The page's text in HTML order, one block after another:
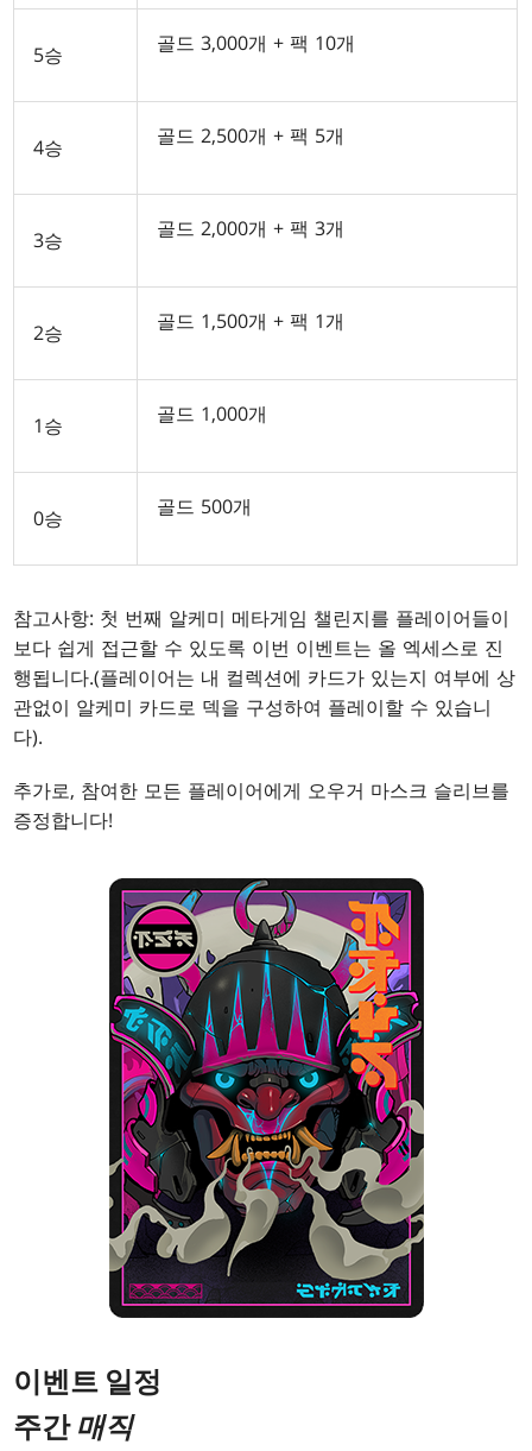
5승 골드 3,000개 + 팩 10개
4승 골드 2,500개 + 팩 5개
3승 골드 2,000개 + 팩 3개
2승 골드 1,500개 + 팩 1개
1승 골드 1,000개
0승 골드 500개
참고사항: 첫 번째 알케미 메타게임 챌린지를 플레이어들이
보다 쉽게 접근할 수 있도록 이번 이벤트는 올 엑세스로 진
행됩니다.(플레이어는 내 컬렉션에 카드가 있는지 여부에 상
관없이 알케미 카드로 덱을 구성하여 플레이할 수 있습니
다).
추가로, 참여한 모든 플레이어에게 오우거 마스크 슬리브를
증정합니다!
이벤트 일정
주간 매직